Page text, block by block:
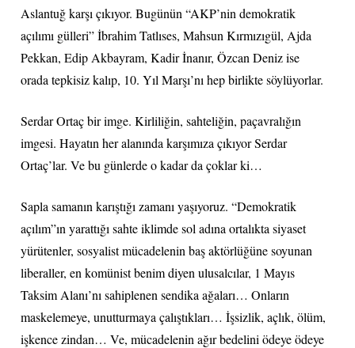
Aslantuğ karşı çıkıyor. Bugünün “AKP’nin demokratik
açılımı gülleri” İbrahim Tatlıses, Mahsun Kırmızıgül, Ajda
Pekkan, Edip Akbayram, Kadir İnanır, Özcan Deniz ise
orada tepkisiz kalıp, 10. Yıl Marşı’nı hep birlikte söylüyorlar.
Serdar Ortaç bir imge. Kirliliğin, sahteliğin, paçavralığın
imgesi. Hayatın her alanında karşımıza çıkıyor Serdar
Ortaç’lar. Ve bu günlerde o kadar da çoklar ki…
Sapla samanın karıştığı zamanı yaşıyoruz. “Demokratik
açılım”ın yarattığı sahte iklimde sol adına ortalıkta siyaset
yürütenler, sosyalist mücadelenin baş aktörlüğüne soyunan
liberaller, en komünist benim diyen ulusalcılar, 1 Mayıs
Taksim Alanı’nı sahiplenen sendika ağaları… Onların
maskelemeye, unutturmaya çalıştıkları… İşsizlik, açlık, ölüm,
işkence zindan… Ve, mücadelenin ağır bedelini ödeye ödeye